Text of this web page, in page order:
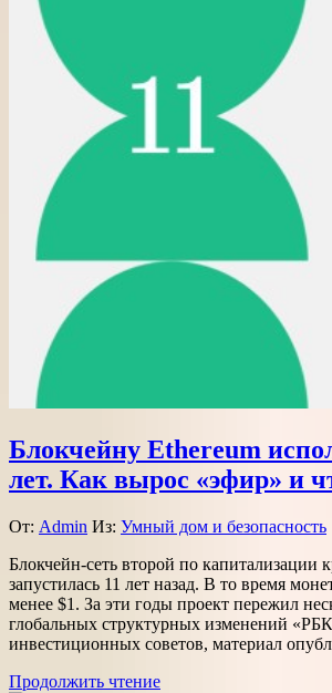
Блокчейну Ethereum
лет. Как вырос «эфир» и
От: Admin Из: Умный дом и безопасность
Блокчейн-сеть второй по капитализации
запустилась 11 лет назад. В то время
менее $1. За эти годы проект пережил
глобальных структурных изменений
инвестиционных советов, материал
Продолжить чтение